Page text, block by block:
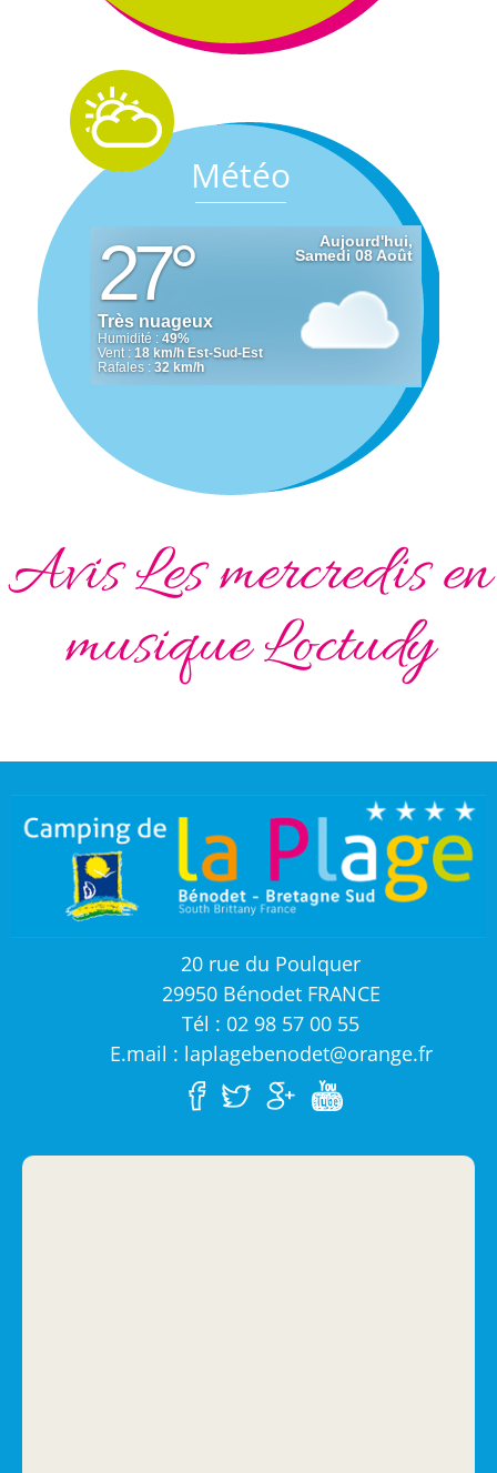
Météo
Avis Les mercredis en
musique Loctudy
20 rue du Poulquer
29950 Bénodet FRANCE
Tél : 02 98 57 00 55
E.mail : laplagebenodet@orange.fr